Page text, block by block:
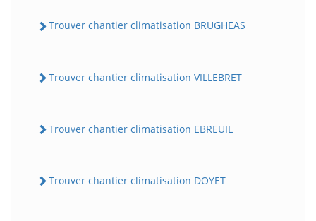
Trouver chantier climatisation BRUGHEAS
Trouver chantier climatisation VILLEBRET
Trouver chantier climatisation EBREUIL
Trouver chantier climatisation DOYET